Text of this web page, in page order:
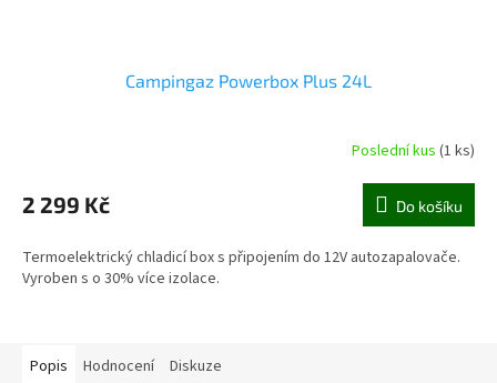
Campingaz Powerbox Plus 24L
Poslední kus (1 ks)
2 299 Kč Do košíku
Termoelektrický chladicí box s připojením do 12V autozapalovače.
Vyroben s o 30% více izolace.
Popis Hodnocení Diskuze